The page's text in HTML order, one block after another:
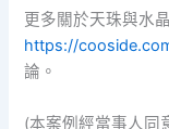
更多關於天珠與水
https://
論。
(本案例經當事人同